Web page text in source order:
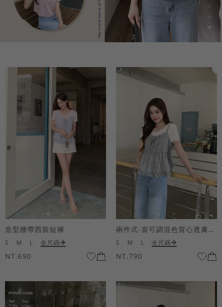
造型腰帶西裝短褲
S M L 全尺碼
NT.690
兩件式-肩可調混色背心透膚上衣套組
S M L 全尺碼
NT.790